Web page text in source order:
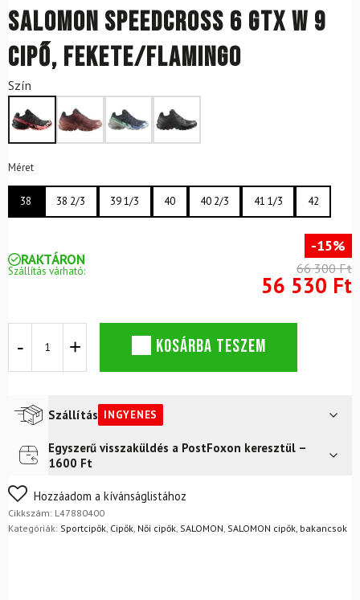
SALOMON Speedcross 6 GTX W 9
cipő, fekete/flamingo
Szín
Méret
38 38 2/3 39 1/3 40 40 2/3 41 1/3 42
RAKTÁRON
Szállítás várható:
-15%
66 300 Ft
56 530 Ft
Speedcross
fekete/flamingo
mennyiség
KOSÁRBA TESZEM
Szállítás INGYENES
Futár a címreIngyenes
FoxPost
Egyszerű visszaküldés a PostFoxon keresztül –
1600 Ft
Nem biztos a választásában? Semmi gond – a terméket
egyszerűen visszaküldheti 14 napon belül, indoklás nélkül.
Mik a visszaküldés feltételei?
Hozzáadom a kívánságlistához
Cikkszám: L47880400
Kategóriák: Sportcipők Cipők Női cipők SALOMON SALOMON cipők, bakancsok